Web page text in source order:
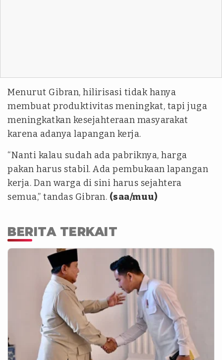
Menurut Gibran, hilirisasi tidak hanya
membuat produktivitas meningkat, tapi juga
meningkatkan kesejahteraan masyarakat
karena adanya lapangan kerja.
“Nanti kalau sudah ada pabriknya, harga
pakan harus stabil. Ada pembukaan lapangan
kerja. Dan warga di sini harus sejahtera
semua,” tandas Gibran. (saa/muu)
BERITA TERKAIT